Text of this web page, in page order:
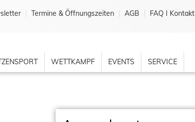
Termine & Öffnungszeiten AGB FAQ I Kontakt
WETTKAMPF EVENTS SERVICE